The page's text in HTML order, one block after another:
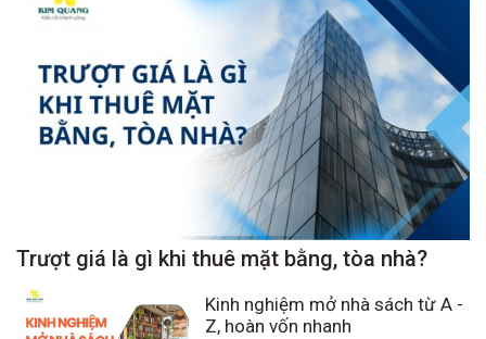
Trượt giá là gì khi thuê mặt bằng, tòa nhà?
Kinh nghiệm mở nhà sách từ A -
Z, hoàn vốn nhanh